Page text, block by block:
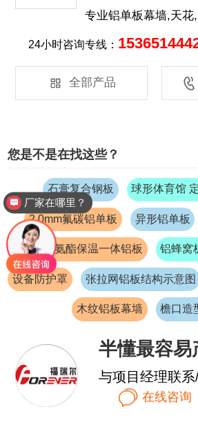
专业铝单板幕墙,天
24小时咨询专线：
 全部产品 
您是不是在找这些？
石膏复合钢板 球形体育馆
2.0mm氟碳铝单板 异形铝单板
聚氨酯保温一体铝板 铝蜂窝
设备防护罩 张拉网铝板结构示意图
木纹铝板幕墙 檐口造
半懂最容易
与项目经理联
 在线咨询
厂家在哪里？